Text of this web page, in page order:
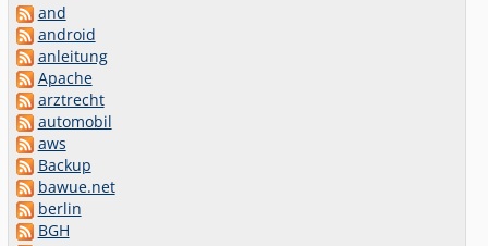
and
android
anleitung
Apache
arztrecht
automobil
aws
Backup
bawue.net
berlin
BGH